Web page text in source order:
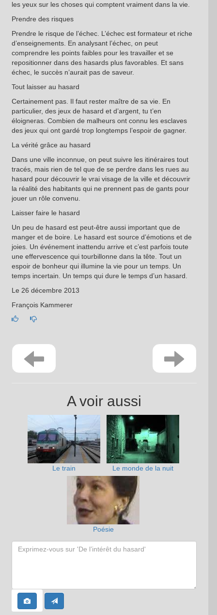
les yeux sur les choses qui comptent vraiment dans la vie.
Prendre des risques
Prendre le risque de l’échec. L’échec est formateur et riche
d’enseignements. En analysant l’échec, on peut
comprendre les points faibles pour les travailler et se
repositionner dans des hasards plus favorables. Et sans
échec, le succès n’aurait pas de saveur.
Tout laisser au hasard
Certainement pas. Il faut rester maître de sa vie. En
particulier, des jeux de hasard et d’argent, tu t’en
éloigneras. Combien de malheurs ont connu les esclaves
des jeux qui ont gardé trop longtemps l’espoir de gagner.
La vérité grâce au hasard
Dans une ville inconnue, on peut suivre les itinéraires tout
tracés, mais rien de tel que de se perdre dans les rues au
hasard pour découvrir le vrai visage de la ville et découvrir
la réalité des habitants qui ne prennent pas de gants pour
jouer un rôle convenu.
Laisser faire le hasard
Un peu de hasard est peut-être aussi important que de
manger et de boire. Le hasard est source d’émotions et de
joies. Un événement inattendu arrive et c’est parfois toute
une effervescence qui tourbillonne dans la tête. Tout un
espoir de bonheur qui illumine la vie pour un temps. Un
temps incertain. Un temps qui dure le temps d’un hasard.
Le 26 décembre 2013
François Kammerer
A voir aussi
Le train Le monde de la nuit
Poésie